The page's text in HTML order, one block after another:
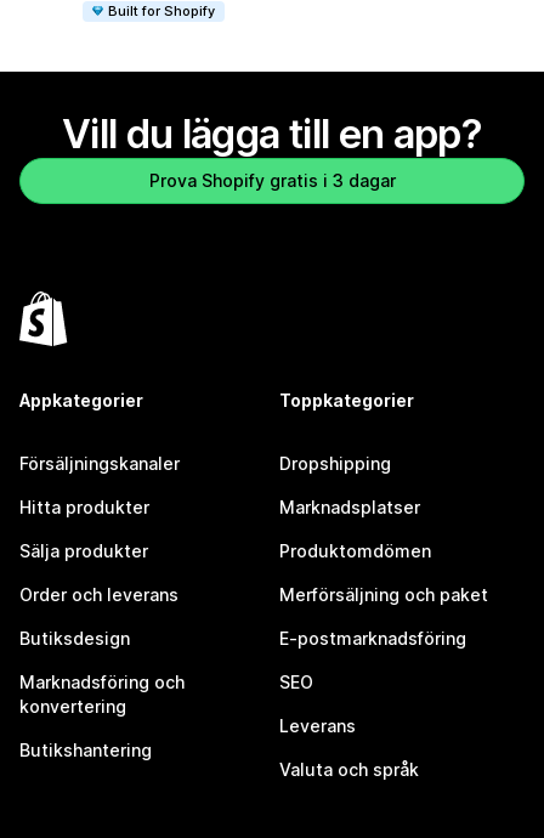
Built for Shopify
Vill du lägga till en app?
Prova Shopify gratis i 3 dagar
Appkategorier
Försäljningskanaler
Hitta produkter
Sälja produkter
Order och leverans
Butiksdesign
Marknadsföring och
konvertering
Butikshantering
Toppkategorier
Dropshipping
Marknadsplatser
Produktomdömen
Merförsäljning och paket
E-postmarknadsföring
SEO
Leverans
Valuta och språk